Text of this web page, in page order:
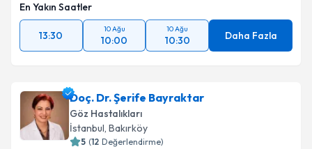
En Yakın Saatler
13:30
10 Ağu
10:00
10 Ağu
10:30 Daha Fazla
Doç. Dr. Şerife Bayraktar
Göz Hastalıkları
İstanbul, Bakırköy
5 (12 Değerlendirme)